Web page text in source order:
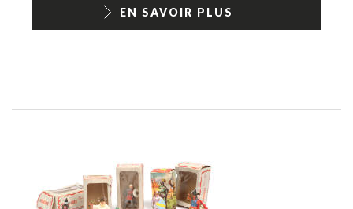
1/18ème moderneEN SAVOIR PLUS